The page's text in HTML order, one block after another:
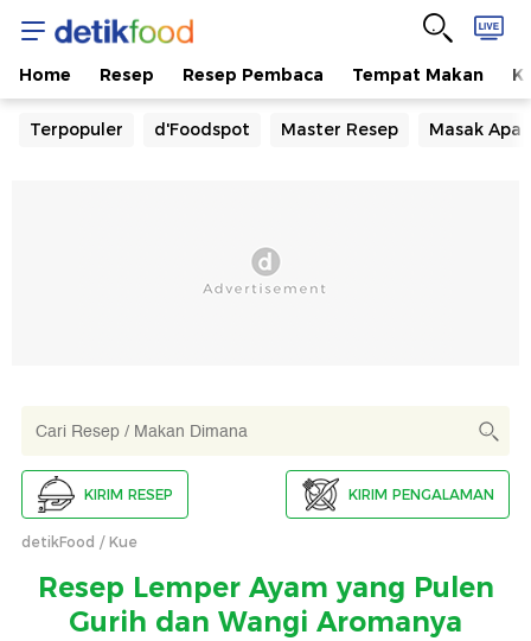
Home Resep Resep Pembaca Tempat Makan
Terpopuler d'Foodspot Master Resep Masak Apa
KIRIM RESEP KIRIM PENGALAMAN
detikFood Kue
Resep Lemper Ayam yang Pulen
Gurih dan Wangi Aromanya